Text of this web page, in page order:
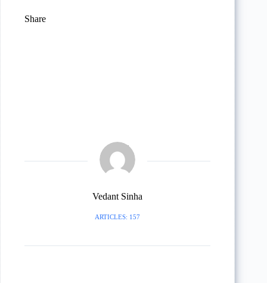
Share
Vedant Sinha
ARTICLES: 157